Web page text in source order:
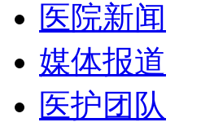
医院新闻
媒体报道
医护团队